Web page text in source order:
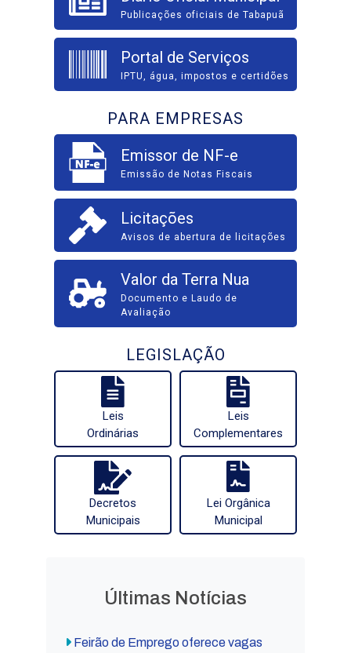
Publicações oficiais de Tabapuã
Portal de Serviços
IPTU, água, impostos e certidões
PARA EMPRESAS
Emissor de NF-e
Emissão de Notas Fiscais
Licitações
Avisos de abertura de licitações
Valor da Terra Nua
Documento e Laudo de
Avaliação
LEGISLAÇÃO
Leis
Ordinárias
Leis
Complementares
Decretos
Municipais
Lei Orgânica
Municipal
Últimas Notícias
Feirão de Emprego oferece vagas